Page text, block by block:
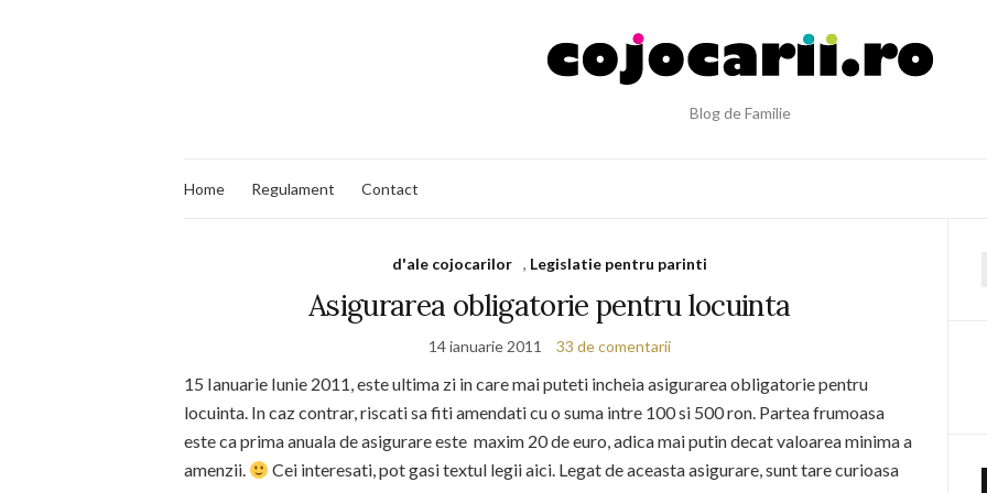
Blog de Familie
Home Regulament Contact
d'ale cojocarilor , Legislatie pentru parinti
Asigurarea obligatorie pentru locuinta
14 ianuarie 2011 33 de comentarii
15 Ianuarie Iunie 2011, este ultima zi in care mai puteti incheia asigurarea obligatorie pentru
locuinta. In caz contrar, riscati sa fiti amendati cu o suma intre 100 si 500 ron. Partea frumoasa
este ca prima anuala de asigurare este maxim 20 de euro, adica mai putin decat valoarea minima a
amenzii.
Cei interesati, pot gasi textul legii aici. Legat de aceasta asigurare, sunt tare curioasa